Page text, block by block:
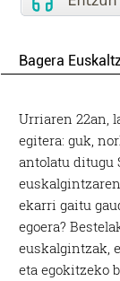
Bagera
Urriaren 22an,
egitera: guk,
antolatu ditugu
ekarri gaitu
egoera?
euskalgintzak,
eta egokitzeko